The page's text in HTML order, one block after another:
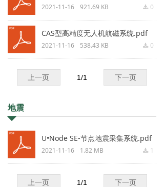
끂 0
2021-11-16 921.69 KB
CAS型高精度无人机航磁系统.pdf
끂 0
2021-11-16 538.43 KB
上一页 下一页
1/1
地震
뀓
U•Node SE-节点地震采集系统.pdf
끂 1
2021-11-16 1.82 MB
上一页 下一页
1/1